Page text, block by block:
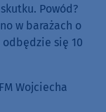
Powód?
w barażach o
odbędzie się 10
Wojciecha